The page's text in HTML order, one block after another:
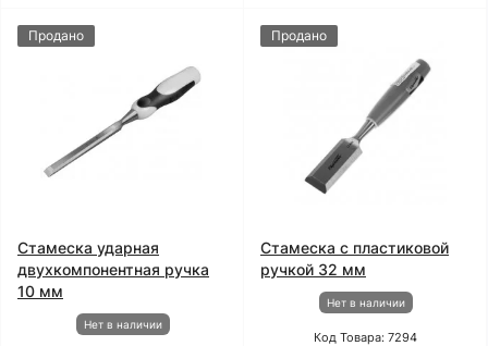
Продано
Стамеска ударная
двухкомпонентная ручка
10 мм
Нет в наличии
Продано
Стамеска с пластиковой
ручкой 32 мм
Нет в наличии
Код Товара: 7294